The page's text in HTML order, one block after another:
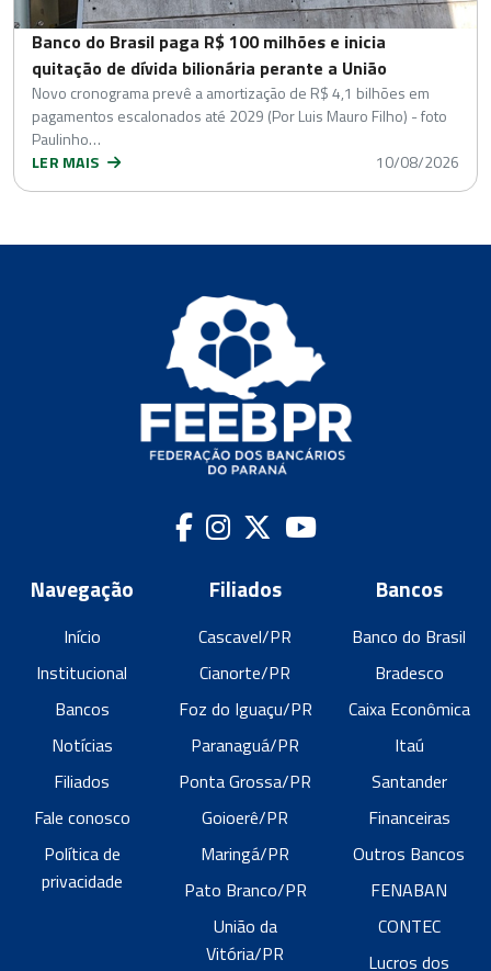
Banco do Brasil paga R$ 100 milhões e inicia
quitação de dívida bilionária perante a União
Novo cronograma prevê a amortização de R$ 4,1 bilhões em
pagamentos escalonados até 2029 (Por Luis Mauro Filho) - foto
Paulinho…
LER MAIS
10/08/2026
Navegação
Início
Institucional
Bancos
Notícias
Filiados
Fale conosco
Política de
privacidade
Filiados
Cascavel/PR
Cianorte/PR
Foz do Iguaçu/PR
Paranaguá/PR
Ponta Grossa/PR
Goioerê/PR
Maringá/PR
Pato Branco/PR
União da
Vitória/PR
Bancos
Banco do Brasil
Bradesco
Caixa Econômica
Itaú
Santander
Financeiras
Outros Bancos
FENABAN
CONTEC
Lucros dos